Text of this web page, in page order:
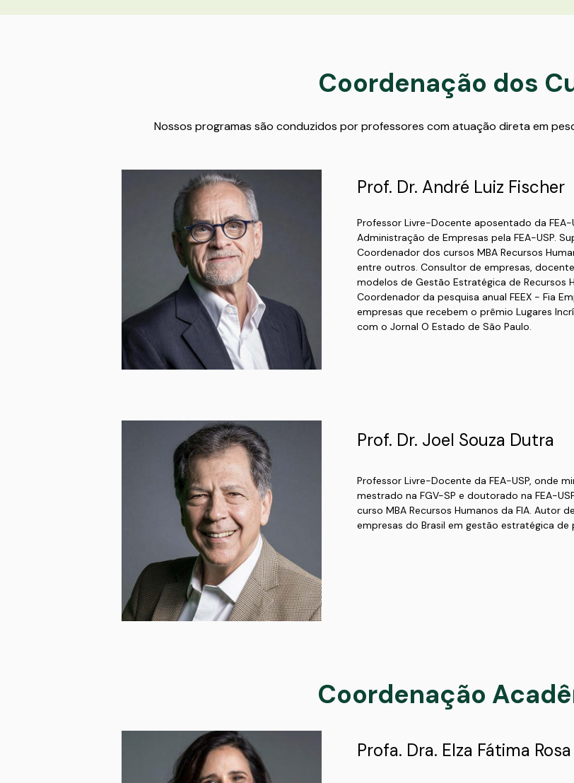
Coordenação dos
Nossos programas são conduzidos por professores com atuação direta em
Prof. Dr. André Luiz Fischer
Professor Livre-Docente aposentado da
Administração de Empresas pela FEA-USP.
Coordenador dos cursos MBA Recursos
entre outros. Consultor de empresas,
modelos de Gestão Estratégica de Recursos
Coordenador da pesquisa anual FEEX - Fia
empresas que recebem o prêmio Lugares
com o Jornal O Estado de São Paulo.
Prof. Dr. Joel Souza Dutra
Professor Livre-Docente da FEA-USP, onde
mestrado na FGV-SP e doutorado na FEA-
curso MBA Recursos Humanos da FIA. Autor
empresas do Brasil em gestão estratégica de
Coordenação
Profa. Dra. Elza Fátima